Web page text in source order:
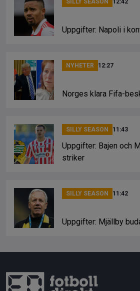
Uppgifter: Napoli i
NYHETER 12:27
Norges klara Fifa-
SILLY SEASON 11:43
Uppgifter: Bajen och
striker
SILLY SEASON 11:42
Uppgifter: Mjällby